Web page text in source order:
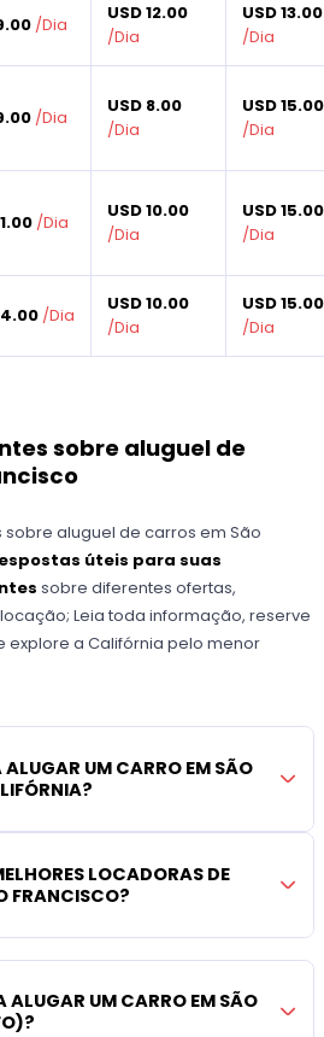
/Dia
USD 12.00
/Dia
USD 13.00
/Dia
/Dia
USD 8.00
/Dia
USD 15.00
/Dia
/Dia
USD 10.00
/Dia
USD 15.00
/Dia
/Dia
USD 10.00
/Dia
USD 15.00
/Dia
sobre aluguel de
sobre aluguel de carros em São
úteis para suas
sobre diferentes ofertas,
Leia toda informação, reserve
explore a Califórnia pelo menor
UM CARRO EM SÃO
LOCADORAS DE
FRANCISCO?
ALUGAR UM CARRO EM SÃO